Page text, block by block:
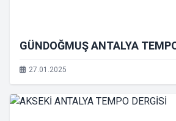
GÜNDOĞMUŞ ANTALYA
27.01.2025